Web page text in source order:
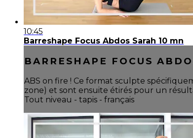
10:45
Barreshape Focus Abdos Sarah 10 mn
BARRESHAPE FOCUS
ABS on fire ! Ce format sculpte
zone) et sont ensuite étirés pour un
Tout niveau - tapis - français